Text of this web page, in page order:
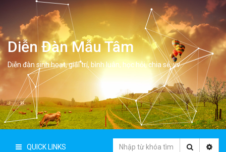
Diễn Đàn Mẫu Tâm
Diễn đàn sinh hoạt, giải trí, bình luân, học hỏi, chia sẻ, vv.
QUICK LINKS